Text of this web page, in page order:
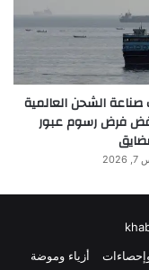
الشحن العالمية
فرض رسوم عبور
أزياء وموضة